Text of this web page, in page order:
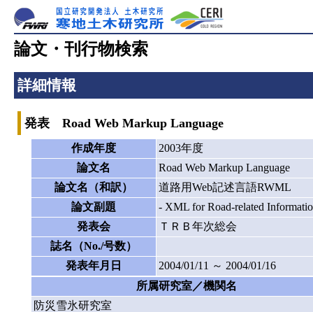
論文・刊行物検索
詳細情報
発表 Road Web Markup Language
作成年度
2003年度
論文名
Road Web Markup Language
論文名（和訳）
道路用Web記述言語RWML
論文副題
- XML for Road-related
発表会
ＴＲＢ年次総会
誌名（No./号数）
発表年月日
2004/01/11 ～ 2004/01/16
所属研究室／機関名
防災雪氷研究室